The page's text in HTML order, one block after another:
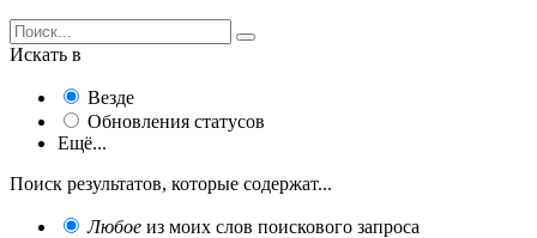
Искать в
Везде
Обновления статусов
Ещё...
Поиск результатов, которые содержат...
Любое из моих слов поискового запроса